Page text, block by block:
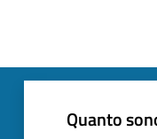
Quanto